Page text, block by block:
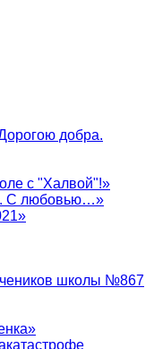
добра.
с "Халвой"!»
С любовью…»
школы №867